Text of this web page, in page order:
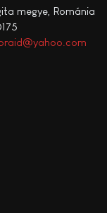
megye, Románia